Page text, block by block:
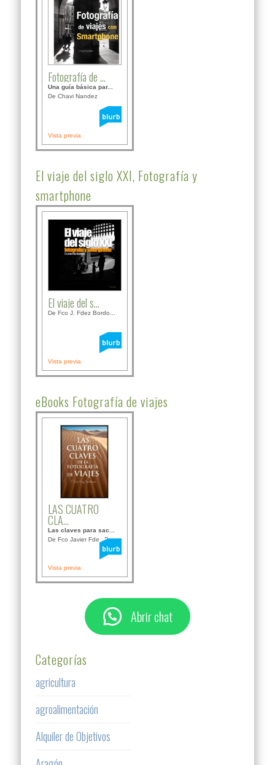
Fotografía de ...
Una guía básica par...
De Chavi Nandez
Vista previa
El viaje del siglo XXI, Fotografía y
smartphone
El viaje del s...
De Fco J. Fdez Bordo...
Vista previa
eBooks Fotografía de viajes
LAS CUATRO
CLA...
Las claves para sac...
De Fco Javier Fdez B...
Vista previa
Abrir chat
Categorías
agricultura
agroalimentación
Alquiler de Objetivos